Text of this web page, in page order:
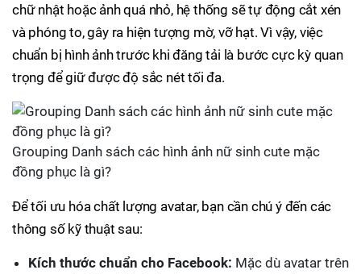
chữ nhật hoặc ảnh quá nhỏ, hệ thống sẽ tự động cắt xén
và phóng to, gây ra hiện tượng mờ, vỡ hạt. Vì vậy, việc
chuẩn bị hình ảnh trước khi đăng tải là bước cực kỳ quan
trọng để giữ được độ sắc nét tối đa.
Grouping Danh sách các hình ảnh nữ sinh cute mặc
đồng phục là gì?
Để tối ưu hóa chất lượng avatar, bạn cần chú ý đến các
thông số kỹ thuật sau:
Kích thước chuẩn cho Facebook: Mặc dù avatar trên